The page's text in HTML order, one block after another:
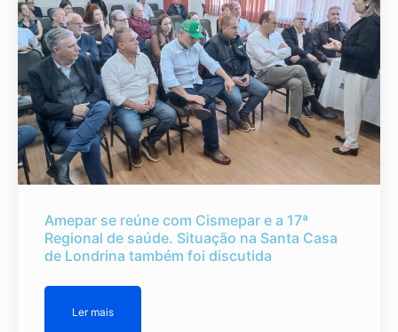
Amepar se reúne com Cismepar e a 17ª
Regional de saúde. Situação na Santa Casa
de Londrina também foi discutida
Ler mais